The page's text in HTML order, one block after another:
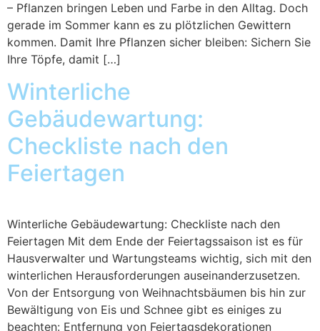
– Pflanzen bringen Leben und Farbe in den Alltag. Doch
gerade im Sommer kann es zu plötzlichen Gewittern
kommen. Damit Ihre Pflanzen sicher bleiben: Sichern Sie
Ihre Töpfe, damit […]
Winterliche
Gebäudewartung:
Checkliste nach den
Feiertagen
Winterliche Gebäudewartung: Checkliste nach den
Feiertagen Mit dem Ende der Feiertagssaison ist es für
Hausverwalter und Wartungsteams wichtig, sich mit den
winterlichen Herausforderungen auseinanderzusetzen.
Von der Entsorgung von Weihnachtsbäumen bis hin zur
Bewältigung von Eis und Schnee gibt es einiges zu
beachten: Entfernung von Feiertagsdekorationen